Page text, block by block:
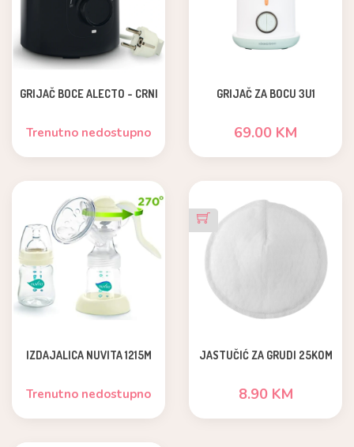
GRIJAČ BOCE ALECTO - CRNI
Trenutno nedostupno
GRIJAČ ZA BOCU 3U1
69.00 KM
IZDAJALICA NUVITA 1215M
Trenutno nedostupno
JASTUČIĆ ZA GRUDI 25KOM
8.90 KM